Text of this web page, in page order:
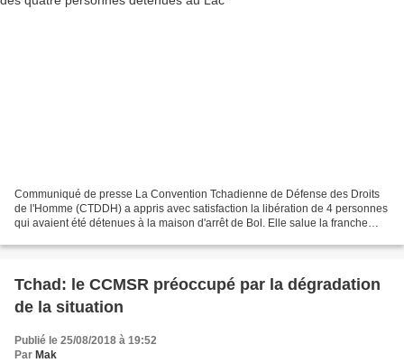
Communiqué de presse La Convention Tchadienne de Défense des Droits
de l'Homme (CTDDH) a appris avec satisfaction la libération de 4 personnes
qui avaient été détenues à la maison d'arrêt de Bol. Elle salue la franche
Tchad: le CCMSR préoccupé par la dégradation
de la situation
Publié le 25/08/2018 à 19:52
Par Mak